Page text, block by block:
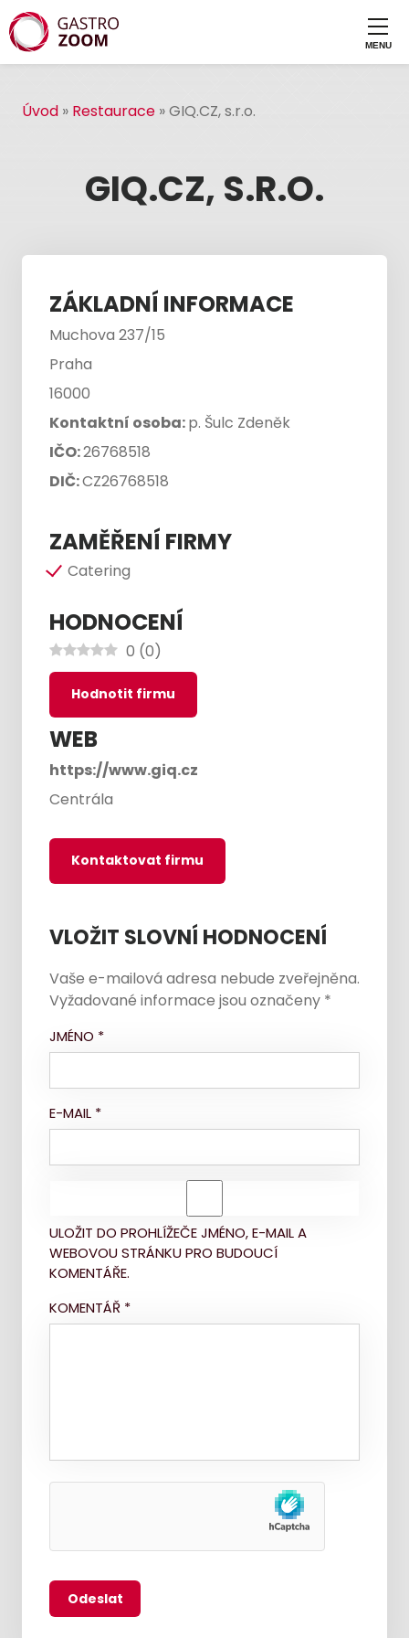
Úvod » Restaurace »GIQ.CZ, s.r.o.
GIQ.CZ, S.R.O.
ZÁKLADNÍ INFORMACE
Muchova 237/15
Praha
16000
Kontaktní osoba:p. Šulc Zdeněk
IČO:26768518
DIČ:CZ26768518
ZAMĚŘENÍ FIRMY
Catering
HODNOCENÍ
0 (0)
Hodnotit firmu
WEB
https://www.giq.cz
Centrála
Kontaktovat firmu
VLOŽIT SLOVNÍ HODNOCENÍ
Vaše e-mailová adresa nebude zveřejněna.
Vyžadované informace jsou označeny *
JMÉNO *
E-MAIL *
ULOŽIT DO PROHLÍŽEČE JMÉNO, E-MAIL A
WEBOVOU STRÁNKU PRO BUDOUCÍ
KOMENTÁŘE.
KOMENTÁŘ *